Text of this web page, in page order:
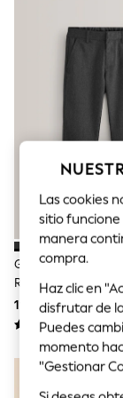
Sets &
T-Shirts
Shirts &
Shorts
Jeans
All
Tops
Dresses
Shorts
Sandals
Rash
Sun
Sun
Shop
New In
Trainers
Gris - Pantalones
Recta Escolares (3-
11 € - 21 €
Las cookies
sitio
manera
compra.
Haz clic en
disfrutar de
Puedes
momento
"Gestionar